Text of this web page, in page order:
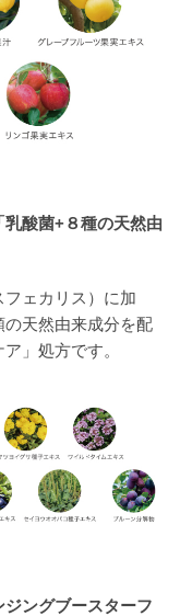
酸菌+８種の天然由
ェカリス）に加
天然由来成分を配
」処方です。
ジングブースターフ